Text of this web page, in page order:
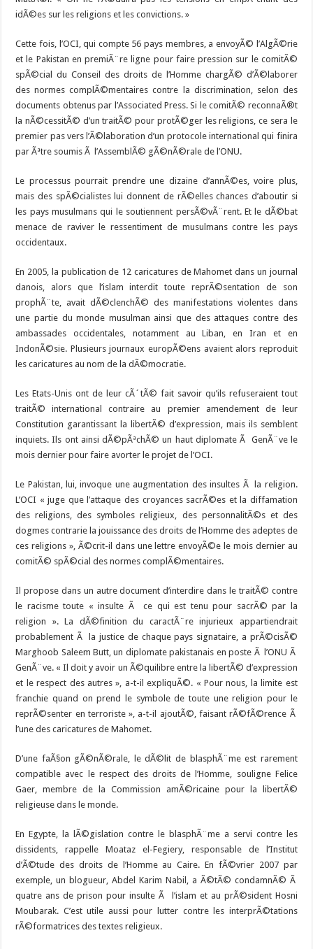
idÃ©es sur les religions et les convictions. »
Cette fois, l’OCI, qui compte 56 pays membres, a envoyÃ© l’AlgÃ©rie
et le Pakistan en premiÃ¨re ligne pour faire pression sur le comitÃ©
spÃ©cial du Conseil des droits de l’Homme chargÃ© d’Ã©laborer
des normes complÃ©mentaires contre la discrimination, selon des
documents obtenus par l’Associated Press. Si le comitÃ© reconnaÃ®t
la nÃ©cessitÃ© d’un traitÃ© pour protÃ©ger les religions, ce sera le
premier pas vers l’Ã©laboration d’un protocole international qui finira
par Ãªtre soumis Ã l’AssemblÃ© gÃ©nÃ©rale de l’ONU.
Le processus pourrait prendre une dizaine d’annÃ©es, voire plus,
mais des spÃ©cialistes lui donnent de rÃ©elles chances d’aboutir si
les pays musulmans qui le soutiennent persÃ©vÃ¨rent. Et le dÃ©bat
menace de raviver le ressentiment de musulmans contre les pays
occidentaux.
En 2005, la publication de 12 caricatures de Mahomet dans un journal
danois, alors que l’islam interdit toute reprÃ©sentation de son
prophÃ¨te, avait dÃ©clenchÃ© des manifestations violentes dans
une partie du monde musulman ainsi que des attaques contre des
ambassades occidentales, notamment au Liban, en Iran et en
IndonÃ©sie. Plusieurs journaux europÃ©ens avaient alors reproduit
les caricatures au nom de la dÃ©mocratie.
Les Etats-Unis ont de leur cÃ´tÃ© fait savoir qu’ils refuseraient tout
traitÃ© international contraire au premier amendement de leur
Constitution garantissant la libertÃ© d’expression, mais ils semblent
inquiets. Ils ont ainsi dÃ©pÃªchÃ© un haut diplomate Ã GenÃ¨ve le
mois dernier pour faire avorter le projet de l’OCI.
Le Pakistan, lui, invoque une augmentation des insultes Ã la religion.
L’OCI « juge que l’attaque des croyances sacrÃ©es et la diffamation
des religions, des symboles religieux, des personnalitÃ©s et des
dogmes contrarie la jouissance des droits de l’Homme des adeptes de
ces religions », Ã©crit-il dans une lettre envoyÃ©e le mois dernier au
comitÃ© spÃ©cial des normes complÃ©mentaires.
Il propose dans un autre document d’interdire dans le traitÃ© contre
le racisme toute « insulte Ã ce qui est tenu pour sacrÃ© par la
religion ». La dÃ©finition du caractÃ¨re injurieux appartiendrait
probablement Ã la justice de chaque pays signataire, a prÃ©cisÃ©
Marghoob Saleem Butt, un diplomate pakistanais en poste Ã l’ONU Ã
GenÃ¨ve. « Il doit y avoir un Ã©quilibre entre la libertÃ© d’expression
et le respect des autres », a-t-il expliquÃ©. « Pour nous, la limite est
franchie quand on prend le symbole de toute une religion pour le
reprÃ©senter en terroriste », a-t-il ajoutÃ©, faisant rÃ©fÃ©rence Ã
l’une des caricatures de Mahomet.
D’une faÃ§on gÃ©nÃ©rale, le dÃ©lit de blasphÃ¨me est rarement
compatible avec le respect des droits de l’Homme, souligne Felice
Gaer, membre de la Commission amÃ©ricaine pour la libertÃ©
religieuse dans le monde.
En Egypte, la lÃ©gislation contre le blasphÃ¨me a servi contre les
dissidents, rappelle Moataz el-Fegiery, responsable de l’Institut
d’Ã©tude des droits de l’Homme au Caire. En fÃ©vrier 2007 par
exemple, un blogueur, Abdel Karim Nabil, a Ã©tÃ© condamnÃ© Ã
quatre ans de prison pour insulte Ã l’islam et au prÃ©sident Hosni
Moubarak. C’est utile aussi pour lutter contre les interprÃ©tations
rÃ©formatrices des textes religieux.